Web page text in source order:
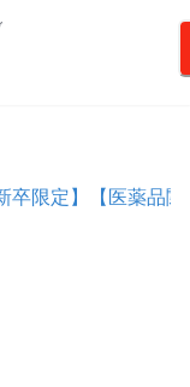
卒限定】【医薬品